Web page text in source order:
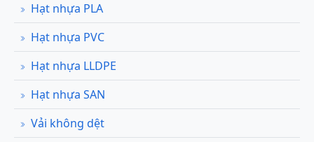
Hạt nhựa PLA
Hạt nhựa PVC
Hạt nhựa LLDPE
Hạt nhựa SAN
Vải không dệt